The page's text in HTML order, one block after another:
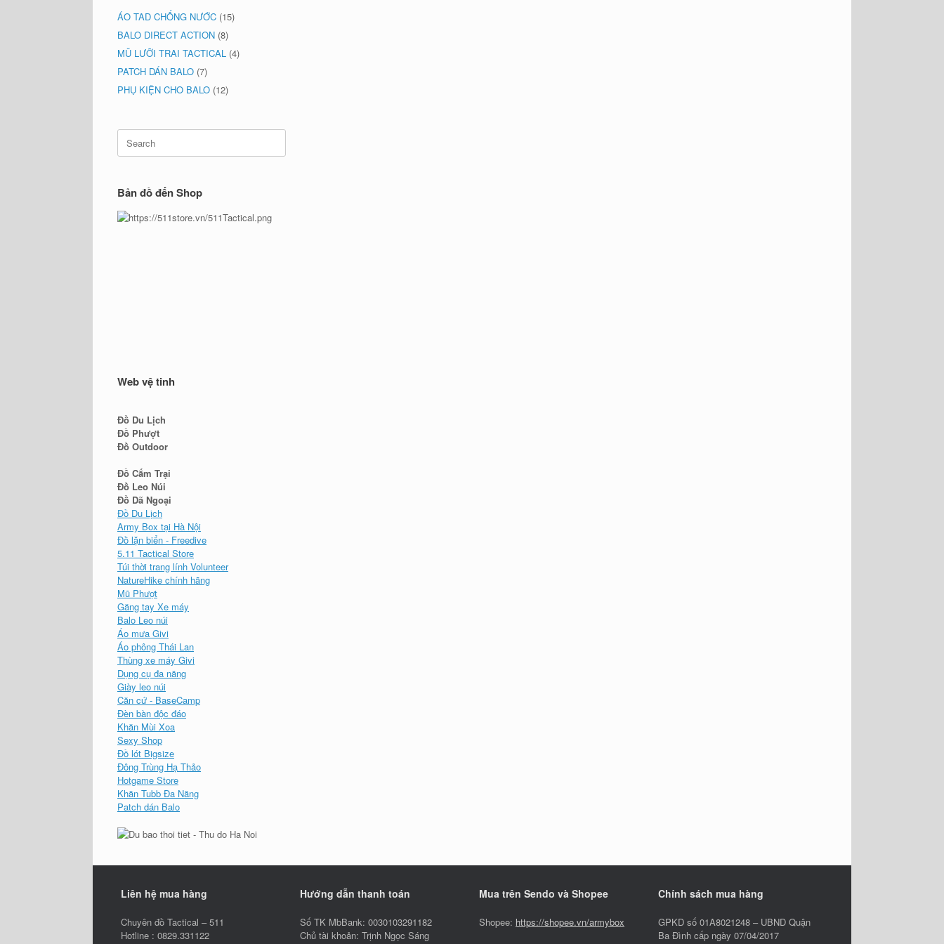
ÁO TAD CHỐNG NƯỚC (15)
BALO DIRECT ACTION (8)
MŨ LƯỠI TRAI TACTICAL (4)
PATCH DÁN BALO (7)
PHỤ KIỆN CHO BALO (12)
Search
for:
Bản đồ đến Shop
Web vệ tinh
Đồ Du Lịch
Đồ Phượt
Đồ Outdoor
Đồ Cắm Trại
Đồ Leo Núi
Đồ Dã Ngoại
Đồ Du Lịch
Army Box tại Hà Nội
Đồ lặn biển - Freedive
5.11 Tactical Store
Túi thời trang lính Volunteer
NatureHike chính hãng
Mũ Phượt
Găng tay Xe máy
Balo Leo núi
Áo mưa Givi
Áo phông Thái Lan
Thùng xe máy Givi
Dụng cụ đa năng
Giày leo núi
Căn cứ - BaseCamp
Đèn bàn độc đáo
Khăn Mùi Xoa
Sexy Shop
Đồ lót Bigsize
Đông Trùng Hạ Thảo
Hotgame Store
Khăn Tubb Đa Năng
Patch dán Balo
Liên hệ mua hàng
Chuyên đồ Tactical – 511
Hotline : 0829.331122
Hướng dẫn thanh toán
Số TK MbBank: 0030103291182
Chủ tài khoản: Trịnh Ngọc Sáng
Mua trên Sendo và Shopee
Shopee: https://shopee.vn/armybox
Chính sách mua hàng
GPKD số 01A8021248 – UBND Quận
Ba Đình cấp ngày 07/04/2017